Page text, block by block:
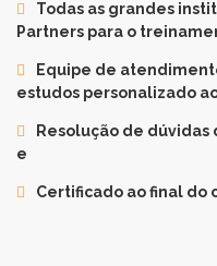
Todas as grandes
Partners para o
Equipe de
estudos personalizado
Resolução de
e
Certificado ao final do